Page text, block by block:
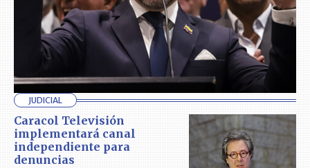
JUDICIAL
Caracol Televisión
implementará canal
independiente para
denuncias